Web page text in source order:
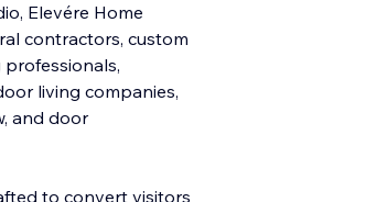
Elevére Home
contractors, custom
living companies,
and door
to convert visitors